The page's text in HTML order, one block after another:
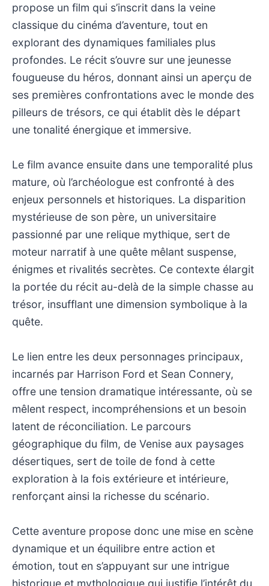
propose un film qui s’inscrit dans la veine
classique du cinéma d’aventure, tout en
explorant des dynamiques familiales plus
profondes. Le récit s’ouvre sur une jeunesse
fougueuse du héros, donnant ainsi un aperçu de
ses premières confrontations avec le monde des
pilleurs de trésors, ce qui établit dès le départ
une tonalité énergique et immersive.
Le film avance ensuite dans une temporalité plus
mature, où l’archéologue est confronté à des
enjeux personnels et historiques. La disparition
mystérieuse de son père, un universitaire
passionné par une relique mythique, sert de
moteur narratif à une quête mêlant suspense,
énigmes et rivalités secrètes. Ce contexte élargit
la portée du récit au-delà de la simple chasse au
trésor, insufflant une dimension symbolique à la
quête.
Le lien entre les deux personnages principaux,
incarnés par Harrison Ford et Sean Connery,
offre une tension dramatique intéressante, où se
mêlent respect, incompréhensions et un besoin
latent de réconciliation. Le parcours
géographique du film, de Venise aux paysages
désertiques, sert de toile de fond à cette
exploration à la fois extérieure et intérieure,
renforçant ainsi la richesse du scénario.
Cette aventure propose donc une mise en scène
dynamique et un équilibre entre action et
émotion, tout en s’appuyant sur une intrigue
historique et mythologique qui justifie l’intérêt du